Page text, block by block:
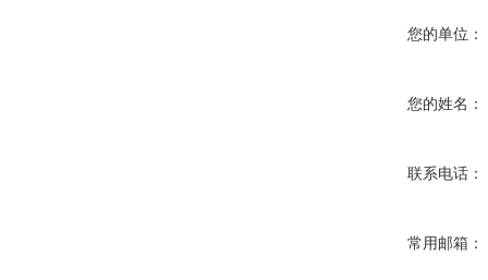
您的单位：
您的姓名：
联系电话：
常用邮箱：